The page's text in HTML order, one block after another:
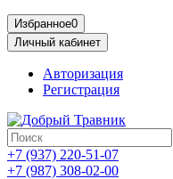
Избранное0
Личный кабинет
Авторизация
Регистрация
+7 (937) 220-51-07
+7 (987) 308-02-00